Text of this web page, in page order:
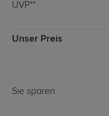
UVP**
Unser Preis
Sie sparen